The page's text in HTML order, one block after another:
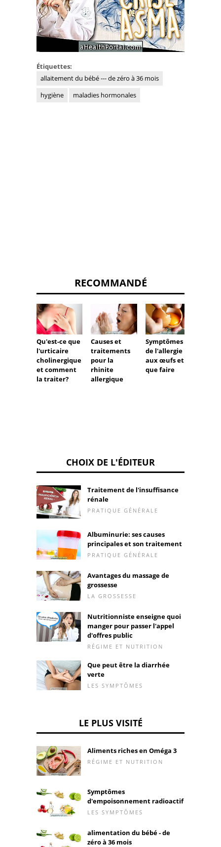
Étiquettes:
allaitement du bébé --- de zéro à 36 mois
hygiène
maladies hormonales
RECOMMANDÉ
Qu'est-ce que
l'urticaire
cholinergique
et comment
la traiter?
Causes et
traitements
pour la
rhinite
allergique
Symptômes
de l'allergie
aux œufs et
que faire
CHOIX DE L'ÉDITEUR
Traitement de l'insuffisance
rénale
PRATIQUE GÉNÉRALE
Albuminurie: ses causes
principales et son traitement
PRATIQUE GÉNÉRALE
Avantages du massage de
grossesse
LA GROSSESSE
Nutritionniste enseigne quoi
manger pour passer l'appel
d'offres public
RÉGIME ET NUTRITION
Que peut être la diarrhée
verte
LES SYMPTÔMES
LE PLUS VISITÉ
Aliments riches en Oméga 3
RÉGIME ET NUTRITION
Symptômes
d'empoisonnement radioactif
LES SYMPTÔMES
alimentation du bébé - de
zéro à 36 mois